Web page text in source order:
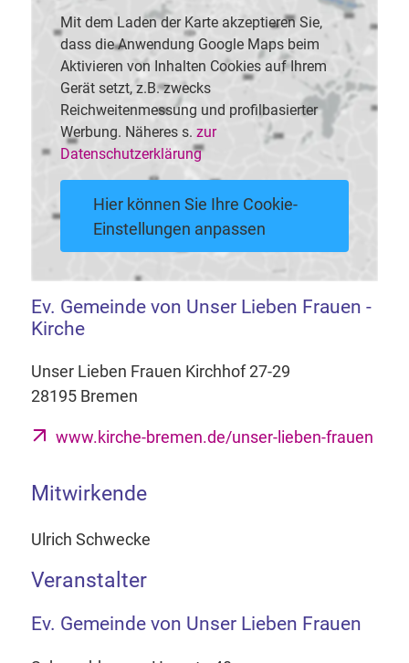
Mit dem Laden der Karte akzeptieren Sie,
dass die Anwendung Google Maps beim
Aktivieren von Inhalten Cookies auf Ihrem
Gerät setzt, z.B. zwecks
Reichweitenmessung und profilbasierter
Werbung. Näheres s. zur
Datenschutzerklärung
Hier können Sie Ihre Cookie-
Einstellungen anpassen
Ev. Gemeinde von Unser Lieben Frauen -
Kirche
Unser Lieben Frauen Kirchhof 27-29
28195 Bremen
www.kirche-bremen.de/unser-lieben-frauen
Mitwirkende
Ulrich Schwecke
Veranstalter
Ev. Gemeinde von Unser Lieben Frauen